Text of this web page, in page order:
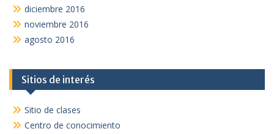
diciembre 2016
noviembre 2016
agosto 2016
Sitios de interés
Sitio de clases
Centro de conocimiento